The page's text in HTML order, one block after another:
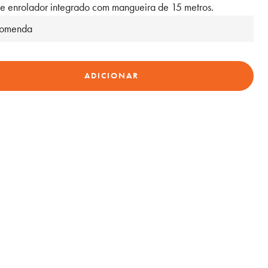
integrado com mangueira de 15 metros.
ADICIONAR